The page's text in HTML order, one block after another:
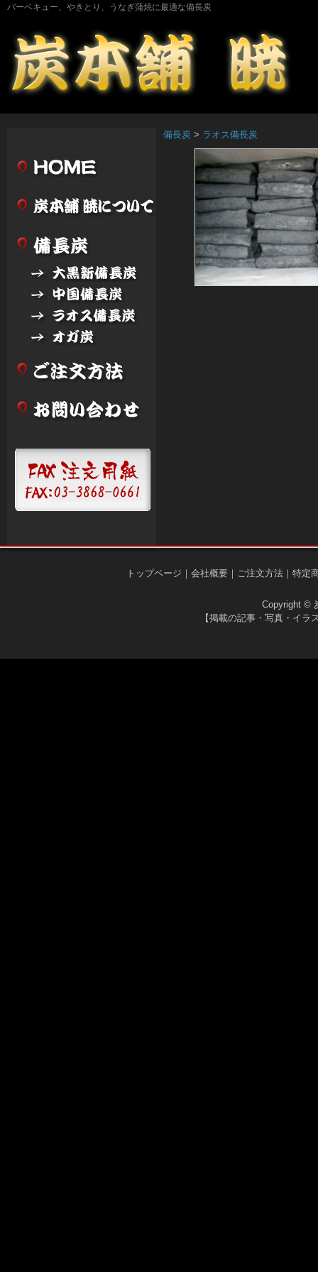
バーベキュー、やきとり、うなぎ蒲焼に最適な備長炭
備長炭 > ラオス備長炭
トップページ ｜ 会社概要 ｜ ご注文方法 ｜ 特定
Copyright ©
【掲載の記事・写真・イ